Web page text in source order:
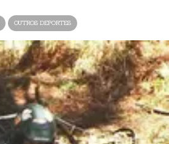
OUTROS DEPORTES